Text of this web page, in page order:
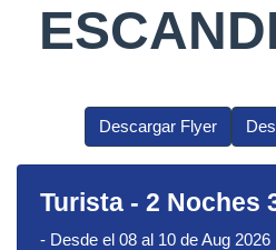
Descargar Flyer
Turista - 2 Noches
- Desde el 08 al 10 de Aug 2026